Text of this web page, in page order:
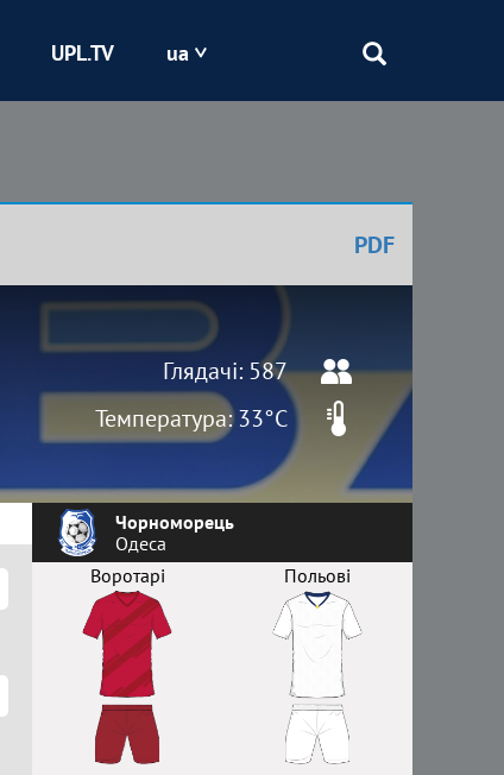
Кривбас
UPL.TV ua
PDF
Глядачі: 587
Температура: 33°C
Чорноморець
Одеса
Воротарі
Польові